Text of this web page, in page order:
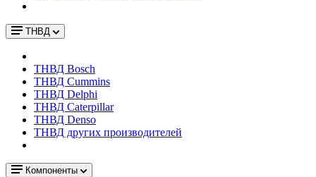
ТНВД
ТНВД Bosch
ТНВД Cummins
ТНВД Delphi
ТНВД Caterpillar
ТНВД Denso
ТНВД других производителей
Компоненты